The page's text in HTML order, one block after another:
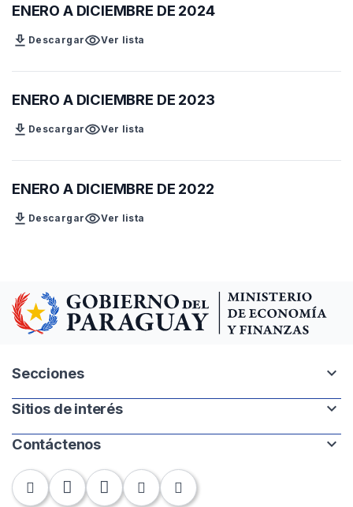
ENERO A DICIEMBRE DE 2024
download DescargarvisibilityVer lista
ENERO A DICIEMBRE DE 2023
download DescargarvisibilityVer lista
ENERO A DICIEMBRE DE 2022
download DescargarvisibilityVer lista
Secciones expand_more
Intranet
Mapa del sitio
Sitios de interés expand_more
Paraguay.gov.py
Banco Central del Paraguay
Contáctenos expand_more
Chile 252 | 1220. Asunción, Paraguay